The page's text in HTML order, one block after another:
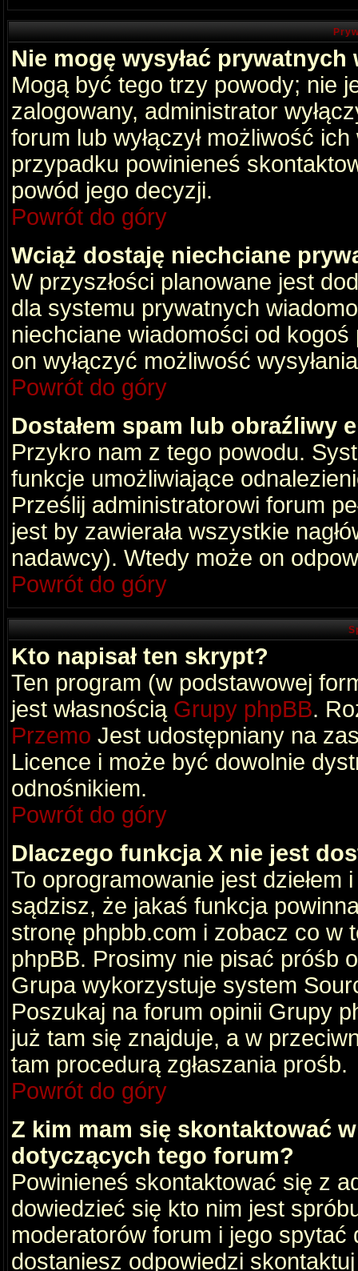
Nie mogę wysyłać
Mogą być tego trzy powody; nie
zalogowany, administrator
forum lub wyłączył możliwość
przypadku powinieneś
powód jego decyzji.
Powrót do góry
Wciąż dostaję niechciane
W przyszłości planowane jest
dla systemu prywatnych
niechciane wiadomości od
on wyłączyć możliwość
Powrót do góry
Dostałem spam lub obraźliwy
Przykro nam z tego powodu.
funkcje umożliwiające
Prześlij administratorowi forum
jest by zawierała wszystkie
nadawcy). Wtedy może on
Powrót do góry
Kto napisał ten skrypt?
Ten program (w podstawowej
jest własnością Grupy phpBB.
Przemo Jest udostępniany na
Licence i może być dowolnie
odnośnikiem.
Powrót do góry
Dlaczego funkcja X nie jest
To oprogramowanie jest dziełem
sądzisz, że jakaś funkcja
stronę phpbb.com i zobacz co w
phpBB. Prosimy nie pisać próśb
Grupa wykorzystuje system
Poszukaj na forum opinii Grupy
już tam się znajduje, a w
tam procedurą zgłaszania prośb.
Powrót do góry
Z kim mam się skontaktować
dotyczących tego forum?
Powinieneś skontaktować się z
dowiedzieć się kto nim jest
moderatorów forum i jego
dostaniesz odpowiedzi